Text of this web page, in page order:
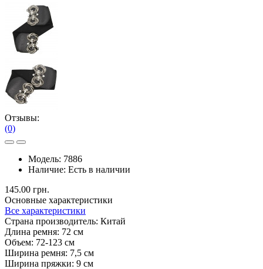
Отзывы:
(0)
Модель: 7886
Наличие: Есть в наличии
145.00 грн.
Основные характеристики
Все характеристики
Страна производитель: Китай
Длина ремня: 72 см
Объем: 72-123 см
Ширина ремня: 7,5 см
Ширина пряжки: 9 см